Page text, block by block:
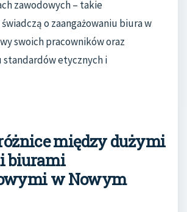
zawodowych – takie
o zaangażowaniu biura w
swoich pracowników oraz
etycznych i
między dużymi
biurami
w Nowym